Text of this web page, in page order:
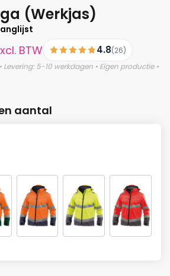
(Werkjas)
BTW 4.8(26)
5-10 werkdagen • Eigen productie •
aantal